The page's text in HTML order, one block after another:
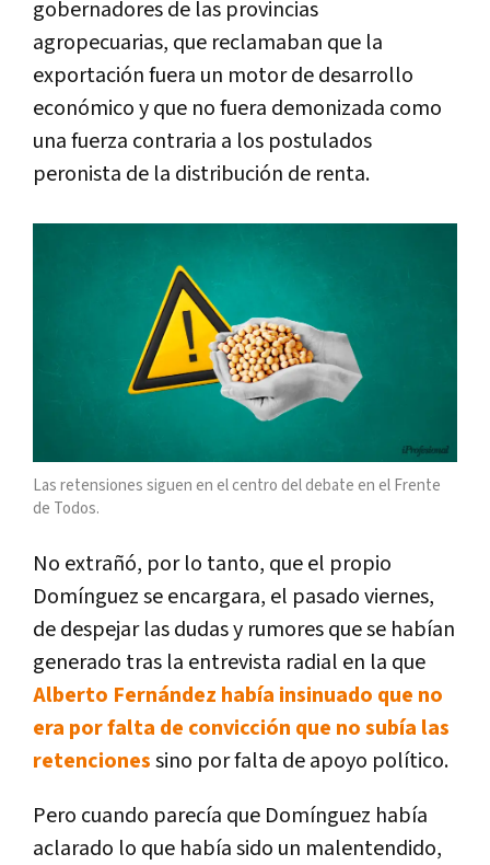
gobernadores de las provincias
agropecuarias, que reclamaban que la
exportación fuera un motor de desarrollo
económico y que no fuera demonizada como
una fuerza contraria a los postulados
peronista de la distribución de renta.
Las retensiones siguen en el centro del debate en el Frente
de Todos.
No extrañó, por lo tanto, que el propio
Domínguez se encargara, el pasado viernes,
de despejar las dudas y rumores que se habían
generado tras la entrevista radial en la que
Alberto Fernández había insinuado que no
era por falta de convicción que no subía las
retencionessino por falta de apoyo político.
Pero cuando parecía que Domínguez había
aclarado lo que había sido un malentendido,